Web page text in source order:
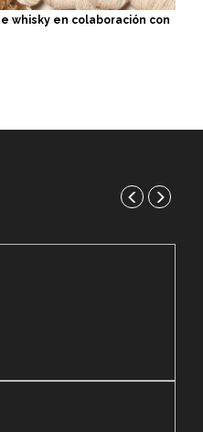
whisky en colaboración con